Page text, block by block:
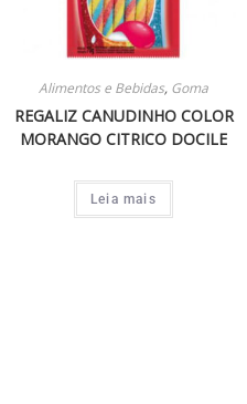
Alimentos e Bebidas, Goma
REGALIZ CANUDINHO COLOR
MORANGO CITRICO DOCILE
Leia mais